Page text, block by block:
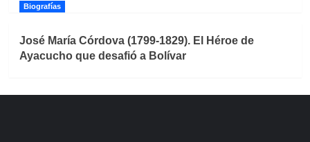
Biografías
José María Córdova (1799-1829). El Héroe de
Ayacucho que desafió a Bolívar